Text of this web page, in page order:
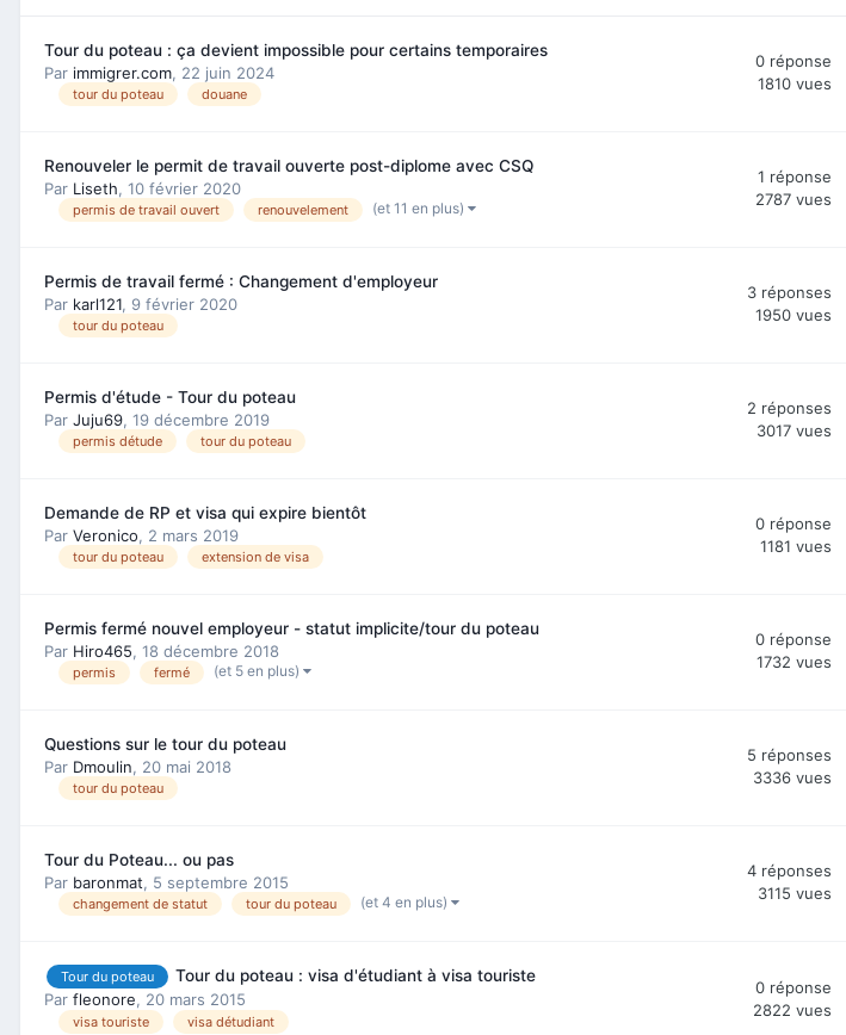
Tour du poteau : ça devient impossible pour certains temporaires
Par immigrer.com, 22 juin 2024
tour du poteau douane
0 réponse
1810 vues
Renouveler le permit de travail ouverte post-diplome avec CSQ
Par Liseth, 10 février 2020
permis de travail ouvert renouvelement (et 11 en plus)
1 réponse
2787 vues
Permis de travail fermé : Changement d'employeur
Par karl121, 9 février 2020
tour du poteau
3 réponses
1950 vues
Permis d'étude - Tour du poteau
Par Juju69, 19 décembre 2019
permis détude tour du poteau
2 réponses
3017 vues
Demande de RP et visa qui expire bientôt
Par Veronico, 2 mars 2019
tour du poteau extension de visa
0 réponse
1181 vues
Permis fermé nouvel employeur - statut implicite/tour du poteau
Par Hiro465, 18 décembre 2018
permis fermé (et 5 en plus)
0 réponse
1732 vues
Questions sur le tour du poteau
Par Dmoulin, 20 mai 2018
tour du poteau
5 réponses
3336 vues
Tour du Poteau... ou pas
Par baronmat, 5 septembre 2015
changement de statut tour du poteau (et 4 en plus)
4 réponses
3115 vues
Tour du poteau
Tour du poteau : visa d'étudiant à visa touriste
Par fleonore, 20 mars 2015
visa touriste visa détudiant
0 réponse
2822 vues